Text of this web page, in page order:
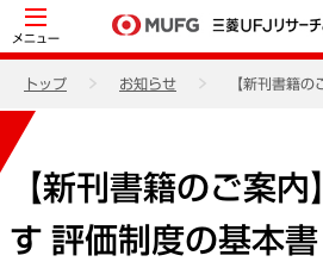
メニュー
トップ お知らせ 【新刊書籍
【新刊書籍のご案
す 評価制度の基本書